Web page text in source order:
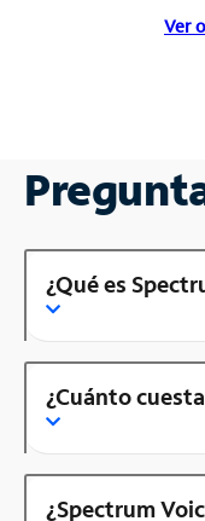
Ver
¿Qué es
¿Cuánto
¿Spectrum